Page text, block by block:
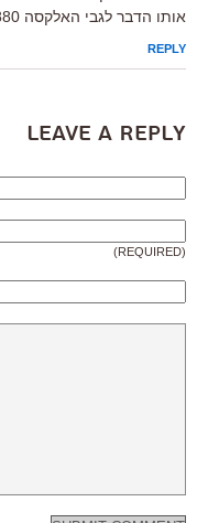
אותו הדבר לגבי האלקסה 2880 על 1620 ולכן נקרא 3K
REPLY
Leave a Reply
(REQUIRED)